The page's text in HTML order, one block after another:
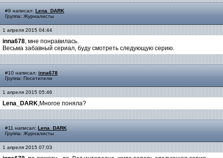
#9 написал: Lena_DARK
Группа: Журналисты
1 апреля 2015 04:44
inna678, мне понравилась.
Весьма забавный сериал, буду смотреть следующую серию.
#10 написал: inna678
Группа: Посетители
1 апреля 2015 05:46
Lena_DARK,Многое поняла?
#11 написал: Lena_DARK
Группа: Журналисты
1 апреля 2015 07:03